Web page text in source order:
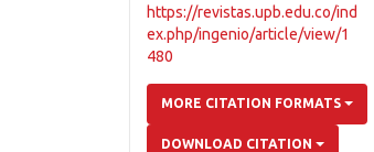
https://revistas.upb.edu.co/ind
ex.php/ingenio/article/view/1
480
MORE CITATION FORMATS
DOWNLOAD CITATION